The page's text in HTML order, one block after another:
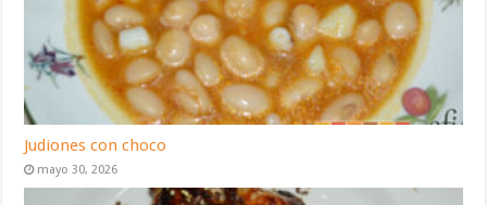
Judiones con choco
mayo 30, 2026